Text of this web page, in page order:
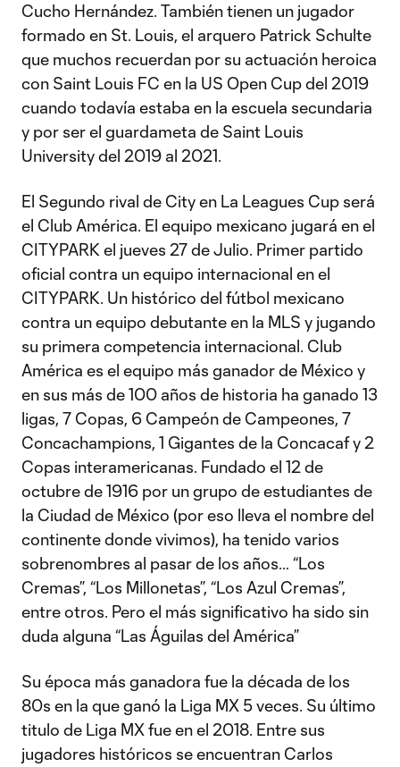
Cucho Hernández. También tienen un jugador
formado en St. Louis, el arquero Patrick Schulte
que muchos recuerdan por su actuación heroica
con Saint Louis FC en la US Open Cup del 2019
cuando todavía estaba en la escuela secundaria
y por ser el guardameta de Saint Louis
University del 2019 al 2021.
El Segundo rival de City en La Leagues Cup será
el Club América. El equipo mexicano jugará en el
CITYPARK el jueves 27 de Julio. Primer partido
oficial contra un equipo internacional en el
CITYPARK. Un histórico del fútbol mexicano
contra un equipo debutante en la MLS y jugando
su primera competencia internacional. Club
América es el equipo más ganador de México y
en sus más de 100 años de historia ha ganado 13
ligas, 7 Copas, 6 Campeón de Campeones, 7
Concachampions, 1 Gigantes de la Concacaf y 2
Copas interamericanas. Fundado el 12 de
octubre de 1916 por un grupo de estudiantes de
la Ciudad de México (por eso lleva el nombre del
continente donde vivimos), ha tenido varios
sobrenombres al pasar de los años… “Los
Cremas”, “Los Millonetas”, “Los Azul Cremas”,
entre otros. Pero el más significativo ha sido sin
duda alguna “Las Águilas del América”
Su época más ganadora fue la década de los
80s en la que ganó la Liga MX 5 veces. Su último
titulo de Liga MX fue en el 2018. Entre sus
jugadores históricos se encuentran Carlos